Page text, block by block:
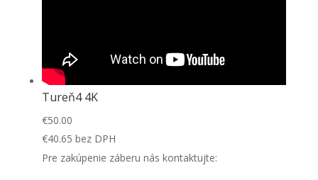
Tureň4 4K
€50.00
€40.65 bez DPH
Pre zakúpenie záberu nás kontaktujte: